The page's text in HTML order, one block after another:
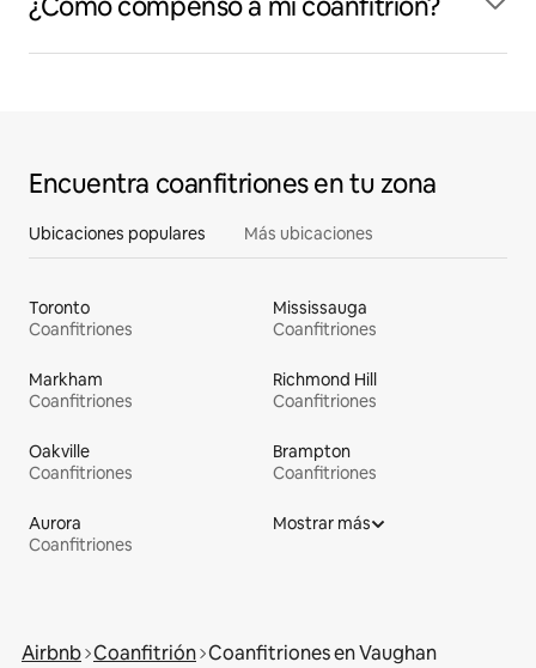
Encuentra coanfitriones en tu zona
Ubicaciones populares Más ubicaciones
Toronto
Coanfitriones
Mississauga
Coanfitriones
Markham
Coanfitriones
Richmond Hill
Coanfitriones
Oakville
Coanfitriones
Brampton
Coanfitriones
Aurora
Coanfitriones
Mostrar más
Airbnb Coanfitrión Coanfitriones en Vaughan